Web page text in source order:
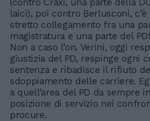
laici), poi contro Berlusconi,
stretto collegamento fra una
magistratura e una parte del
Non a caso l’on. Verini, oggi
giustizia del PD, respinge ogni
sentenza e ribadisce il rifiuto
sdoppiamento delle carriere.
a quell’area del PD da sempre
posizione di servizio nei
procure.